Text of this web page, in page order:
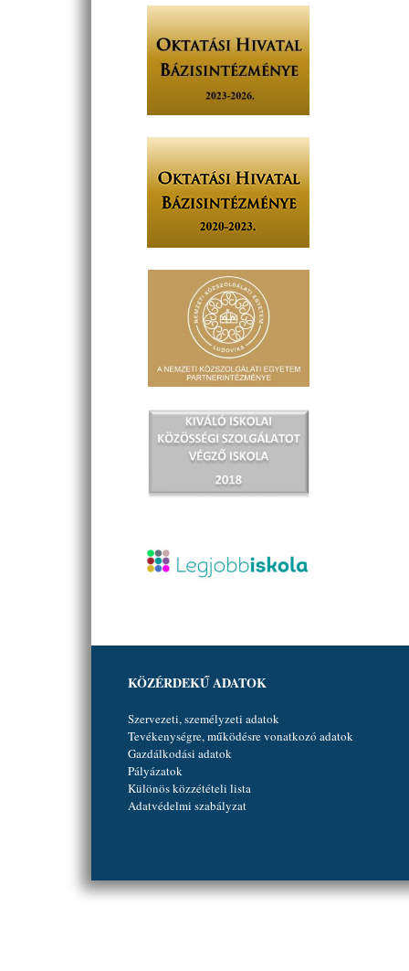
KÖZÉRDEKŰ ADATOK
Szervezeti, személyzeti adatok
Tevékenységre, működésre vonatkozó adatok
Gazdálkodási adatok
Pályázatok
Különös közzétételi lista
Adatvédelmi szabályzat